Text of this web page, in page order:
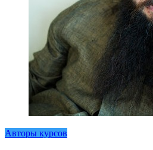
Авторы курсов